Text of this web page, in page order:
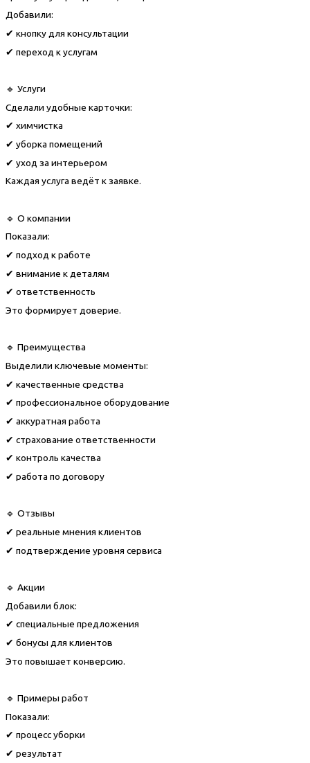
Добавили:
✔ кнопку для консультации
✔ переход к услугам
🔹 Услуги
Сделали удобные карточки:
✔ химчистка
✔ уборка помещений
✔ уход за интерьером
Каждая услуга ведёт к заявке.
🔹 О компании
Показали:
✔ подход к работе
✔ внимание к деталям
✔ ответственность
Это формирует доверие.
🔹 Преимущества
Выделили ключевые моменты:
✔ качественные средства
✔ профессиональное оборудование
✔ аккуратная работа
✔ страхование ответственности
✔ контроль качества
✔ работа по договору
🔹 Отзывы
✔ реальные мнения клиентов
✔ подтверждение уровня сервиса
🔹 Акции
Добавили блок:
✔ специальные предложения
✔ бонусы для клиентов
Это повышает конверсию.
🔹 Примеры работ
Показали:
✔ процесс уборки
✔ результат